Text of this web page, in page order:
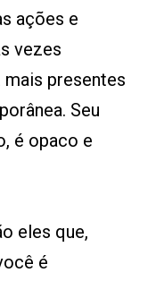
ações e
vezes
presentes
Seu
é opaco e
eles que,
é